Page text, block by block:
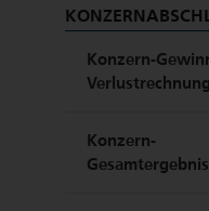
Konzern-
Verlustrechnung
Konzern-